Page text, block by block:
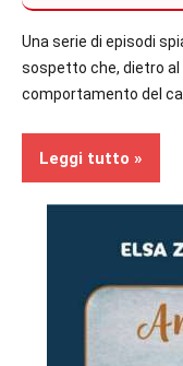
Una serie di episodi
sospetto che, dietro al
comportamento del
Leggi tutto